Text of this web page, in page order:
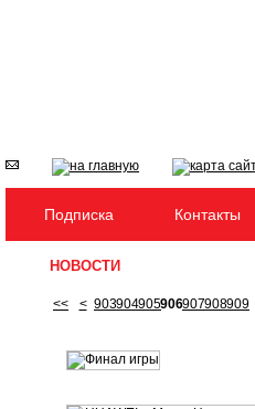
Подписка Контакты
НОВОСТИ
<< < 903904905906907908909